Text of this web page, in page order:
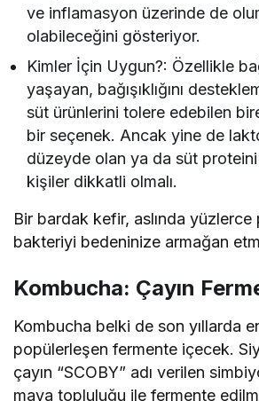
ve inflamasyon üzerinde de
olabileceğini gösteriyor.
Kimler İçin Uygun?: Özellikle
yaşayan, bağışıklığını
süt ürünlerini tolere edebilen
bir seçenek. Ancak yine de
düzeyde olan ya da süt
kişiler dikkatli olmalı.
Bir bardak kefir, aslında
bakteriyi bedeninize armağan
Kombucha: Çayın
Kombucha belki de son yıllarda en
popülerleşen fermente içecek.
çayın “SCOBY” adı verilen
maya topluluğu ile fermente